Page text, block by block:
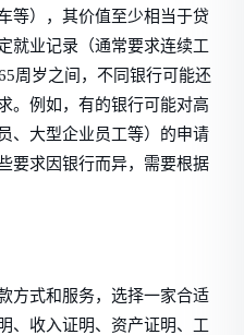
等），其价值至少相当于贷
就业记录（通常要求连续工
周岁之间，不同银行可能还
。例如，有的银行可能对高
、大型企业员工等）的申请
要求因银行而异，需要根据
方式和服务，选择一家合适
、收入证明、资产证明、工